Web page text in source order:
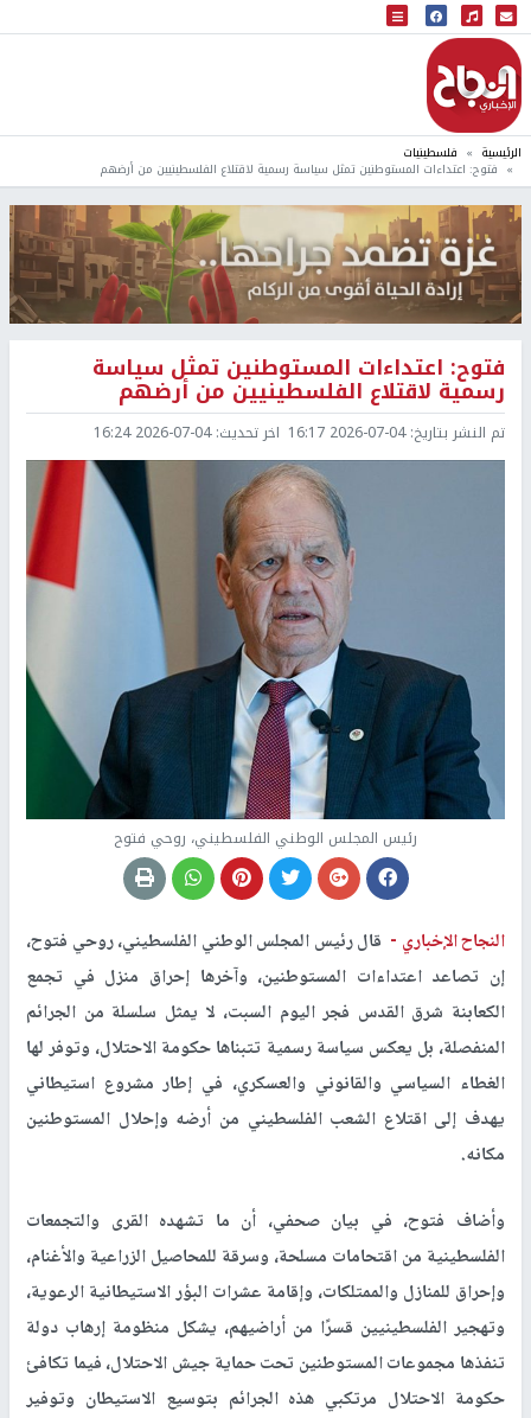
البث المباشر
إذاعة النجاح
الرئيسية فلسطينيات
فتوح: اعتداءات المستوطنين تمثل سياسة رسمية لاقتلاع الفلسطينيين من أرضهم
فتوح: اعتداءات المستوطنين تمثل سياسة
رسمية لاقتلاع الفلسطينيين من أرضهم
تم النشر بتاريخ:2026-07-04 16:17 اخر تحديث:2026-07-04 16:24
رئيس المجلس الوطني الفلسطيني، روحي فتوح
النجاح الإخباري - قال رئيس المجلس الوطني الفلسطيني، روحي فتوح،
إن تصاعد اعتداءات المستوطنين، وآخرها إحراق منزل في تجمع
الكعابنة شرق القدس فجر اليوم السبت، لا يمثل سلسلة من الجرائم
المنفصلة، بل يعكس سياسة رسمية تتبناها حكومة الاحتلال، وتوفر لها
الغطاء السياسي والقانوني والعسكري، في إطار مشروع استيطاني
يهدف إلى اقتلاع الشعب الفلسطيني من أرضه وإحلال المستوطنين
مكانه.
وأضاف فتوح، في بيان صحفي، أن ما تشهده القرى والتجمعات
الفلسطينية من اقتحامات مسلحة، وسرقة للمحاصيل الزراعية والأغنام،
وإحراق للمنازل والممتلكات، وإقامة عشرات البؤر الاستيطانية الرعوية،
وتهجير الفلسطينيين قسرًا من أراضيهم، يشكل منظومة إرهاب دولة
تنفذها مجموعات المستوطنين تحت حماية جيش الاحتلال، فيما تكافئ
حكومة الاحتلال مرتكبي هذه الجرائم بتوسيع الاستيطان وتوفير